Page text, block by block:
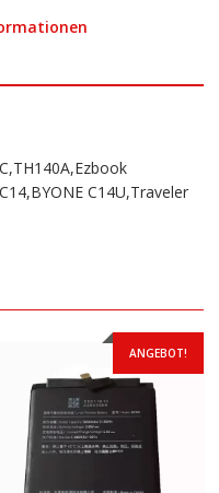
C14U,Traveler
ANGEBOT!